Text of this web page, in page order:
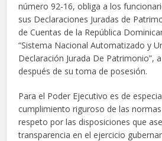
número 92-16, obliga a los
sus Declaraciones Juradas de
de Cuentas de la República
“Sistema Nacional Automatizado y
Declaración Jurada De Patrimonio”,
después de su toma de posesión.
Para el Poder Ejecutivo es de
cumplimiento riguroso de las
respeto por las disposiciones que
transparencia en el ejercicio